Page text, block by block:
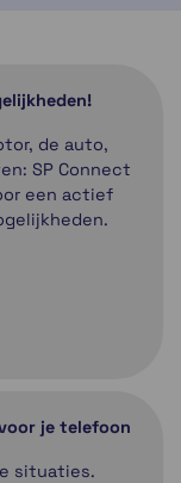
de auto,
SP Connect
een actief
je telefoon
situaties.